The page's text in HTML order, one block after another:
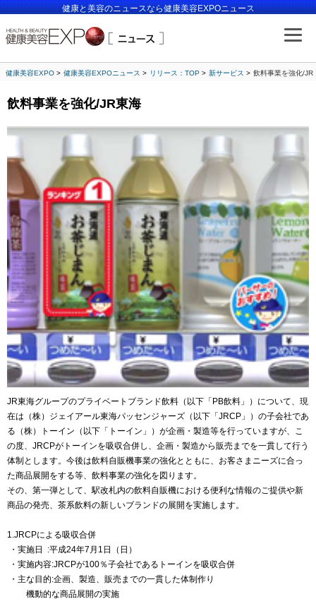
健康と美容のニュースなら健康美容EXPOニュース
健康美容EXPO 健康美容EXPOニュース リリース：TOP 新サービス 飲料事業を強化/JR
飲料事業を強化/JR東海
JR東海グループのプライベートブランド飲料（以下「PB飲料」）について、現
在は（株）ジェイアール東海パッセンジャーズ（以下「JRCP」）の子会社であ
る（株）トーイン（以下「トーイン」）が企画・製造等を行っていますが、こ
の度、JRCPがトーインを吸収合併し、企画・製造から販売までを一貫して行う
体制とします。今後は飲料自販機事業の強化とともに、お客さまニーズに合っ
た商品展開をする等、飲料事業の強化を図ります。
その、第一弾として、駅改札内の飲料自販機における便利な情報のご提供や新
商品の発売、茶系飲料の新しいブランドの展開を実施します。
1.JRCPによる吸収合併
・実施日 :平成24年7月1日（日）
・実施内容:JRCPが100％子会社であるトーインを吸収合併
・主な目的:企画、製造、販売までの一貫した体制作り
機動的な商品展開の実施